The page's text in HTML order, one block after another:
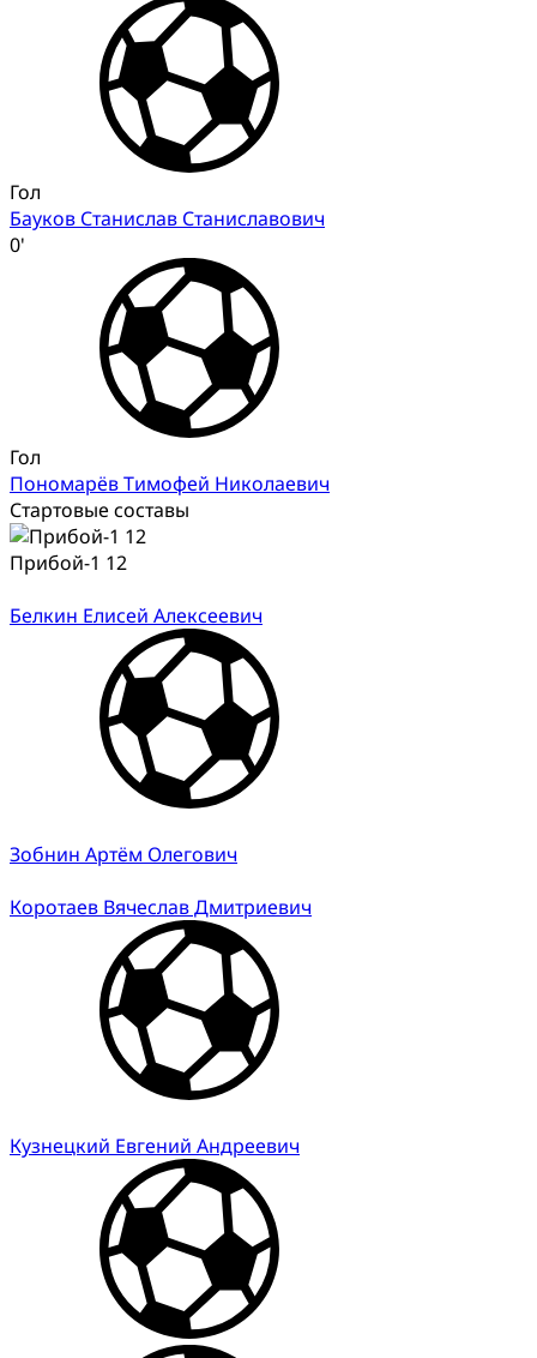
Гол
Бауков Станислав Станиславович
0'
Гол
Пономарёв Тимофей Николаевич
Стартовые составы
Прибой-1 12
Белкин Елисей Алексеевич
Зобнин Артём Олегович
Коротаев Вячеслав Дмитриевич
Кузнецкий Евгений Андреевич